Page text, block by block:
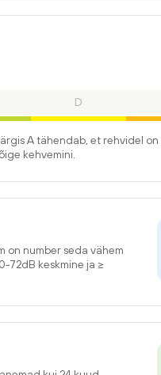
D
A tähendab, et rehvidel on
kehvemini.
on number seda vähem
72dB keskmine ja ≥